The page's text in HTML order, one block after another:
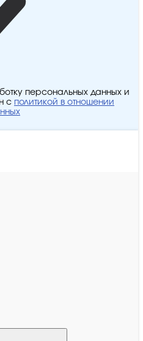
персональных данных и
с политикой в отношении